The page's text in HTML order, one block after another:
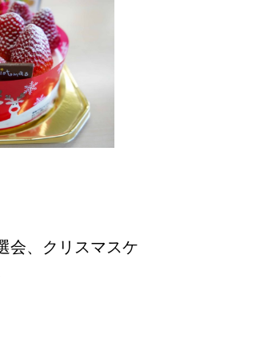
会、クリスマスケ